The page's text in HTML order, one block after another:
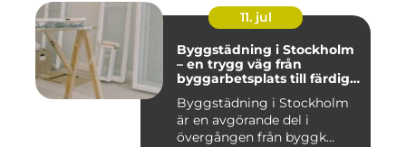
11. jul
Byggstädning i Stockholm
– en trygg väg från
byggarbetsplats till färdig
Byggstädning i Stockholm
är en avgörande del i
övergången från byggk...